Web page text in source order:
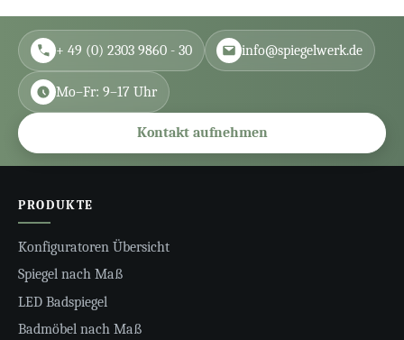
+ 49 (0) 2303 9860 - 30 info@spiegelwerk.de
Mo–Fr: 9–17 Uhr
Kontakt aufnehmen
PRODUKTE
Konfiguratoren Übersicht
Spiegel nach Maß
LED Badspiegel
Badmöbel nach Maß